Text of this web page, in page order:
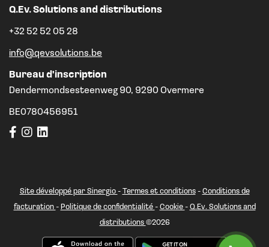
Q.Ev. Solutions and distributions
+32 52 52 05 28
info@qevsolutions.be
Bureau d'inscription
Dendermondsesteenweg 90, 9290 Overmere
BE0780456951
Site développé par Sinergio - Termes et conditions- Conditions de
facturation - Politique de confidentialité - Cookie - Q.Ev. Solutions and
distributions ©2026